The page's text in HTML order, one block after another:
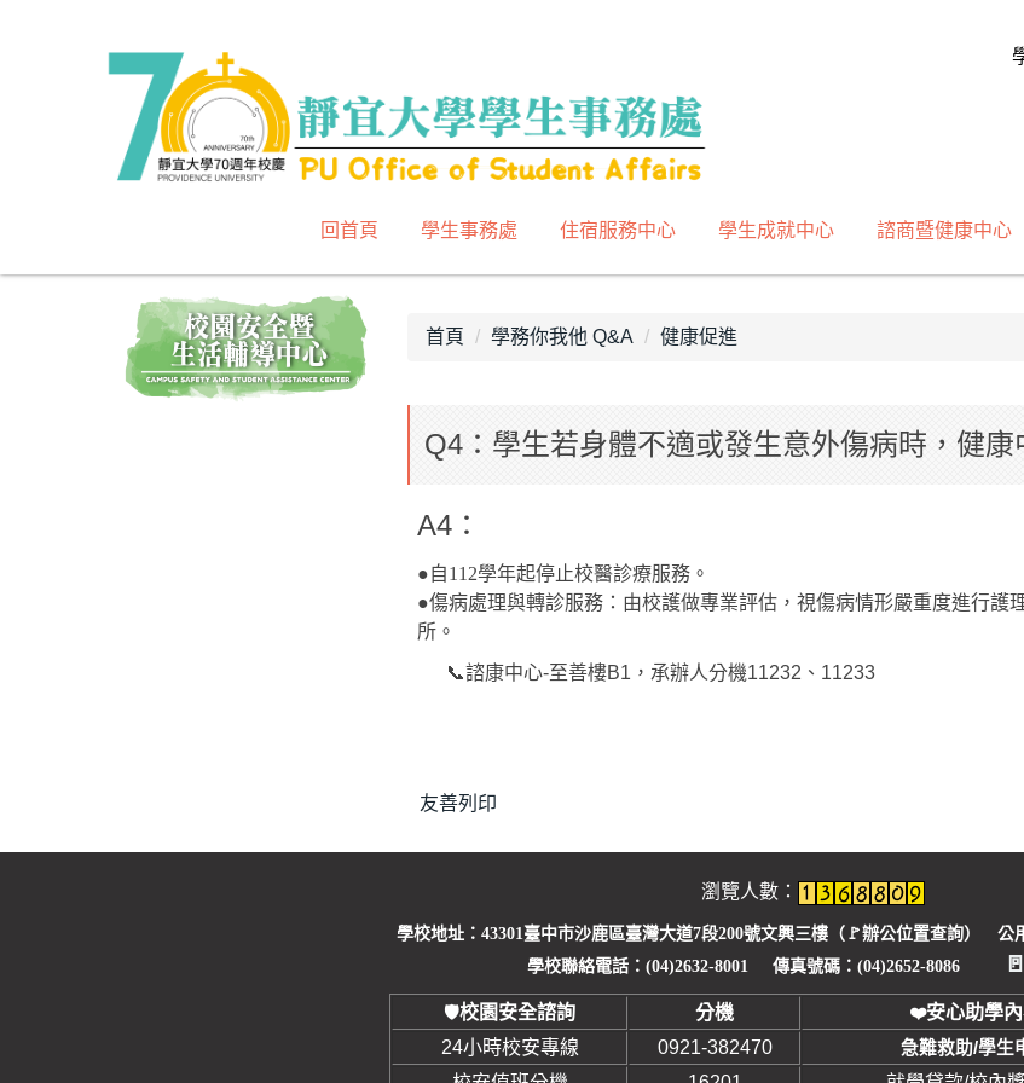
回首頁 學生事務處 住宿服務中心 學生成就中心 諮商暨健康中心
首頁 學務你我他 Q&A 健康促進
Q4：學生若身體不適或發生意外傷病時，健康
A4：
●自112學年起停止校醫診療服務。
●傷病處理與轉診服務：由校護做專業評估，視傷病情形嚴重度進行護
所。
📞諮康中心-至善樓B1，承辦人分機11232、11233
友善列印
瀏覽人數：
學校地址：43301臺中市沙鹿區臺灣大道7段200號文興三樓（🚩辦公位置查詢） 公用
學校聯絡電話：(04)2632-8001 傳真號碼：(04)2652-8086
🚪
🛡️校園安全諮詢 分機 ❤安心助學
24小時校安專線
0921-382470 急難救助/學生